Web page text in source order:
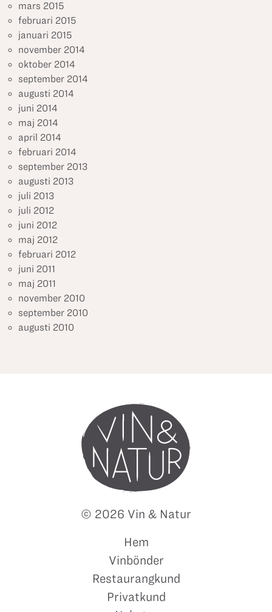
mars 2015
februari 2015
januari 2015
november 2014
oktober 2014
september 2014
augusti 2014
juni 2014
maj 2014
april 2014
februari 2014
september 2013
augusti 2013
juli 2013
juli 2012
juni 2012
maj 2012
februari 2012
juni 2011
maj 2011
november 2010
september 2010
augusti 2010
© 2026 Vin & Natur
Hem
Vinbönder
Restaurangkund
Privatkund